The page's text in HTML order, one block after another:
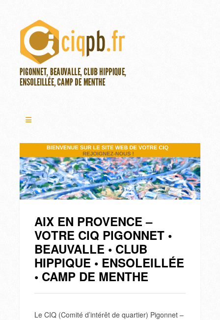
AIX EN PROVENCE –
VOTRE CIQ PIGONNET •
BEAUVALLE • CLUB
HIPPIQUE • ENSOLEILLÉE
• CAMP DE MENTHE
Le CIQ (Comité d’intérêt de quartier) Pigonnet –